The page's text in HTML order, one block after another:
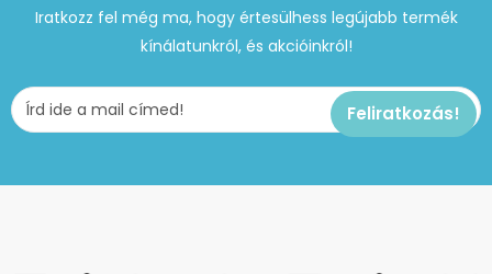
Iratkozz fel még ma, hogy értesülhess legújabb termék
kínálatunkról, és akcióinkról!